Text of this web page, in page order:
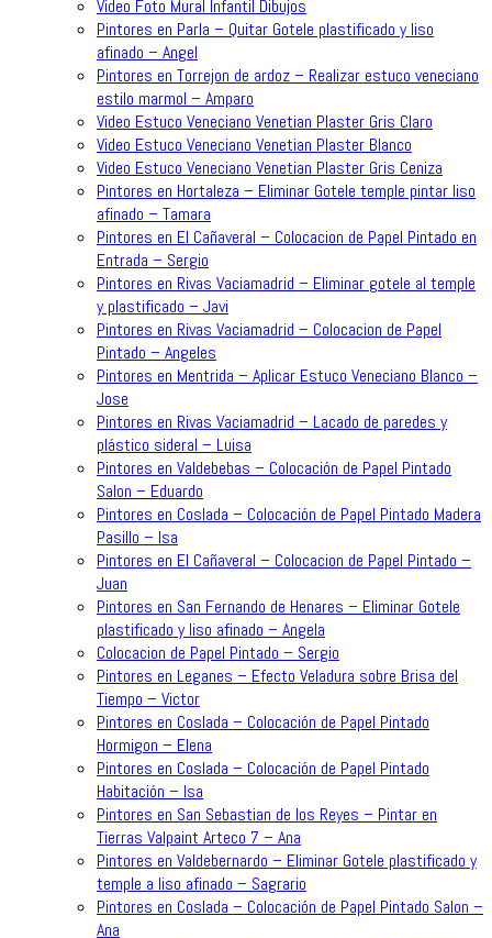
Video Foto Mural Infantil Dibujos
Pintores en Parla – Quitar Gotele plastificado y liso
afinado – Angel
Pintores en Torrejon de ardoz – Realizar estuco veneciano
estilo marmol – Amparo
Video Estuco Veneciano Venetian Plaster Gris Claro
Video Estuco Veneciano Venetian Plaster Blanco
Video Estuco Veneciano Venetian Plaster Gris Ceniza
Pintores en Hortaleza – Eliminar Gotele temple pintar liso
afinado – Tamara
Pintores en El Cañaveral – Colocacion de Papel Pintado en
Entrada – Sergio
Pintores en Rivas Vaciamadrid – Eliminar gotele al temple
y plastificado – Javi
Pintores en Rivas Vaciamadrid – Colocacion de Papel
Pintado – Angeles
Pintores en Mentrida – Aplicar Estuco Veneciano Blanco –
Jose
Pintores en Rivas Vaciamadrid – Lacado de paredes y
plástico sideral – Luisa
Pintores en Valdebebas – Colocación de Papel Pintado
Salon – Eduardo
Pintores en Coslada – Colocación de Papel Pintado Madera
Pasillo – Isa
Pintores en El Cañaveral – Colocacion de Papel Pintado –
Juan
Pintores en San Fernando de Henares – Eliminar Gotele
plastificado y liso afinado – Angela
Colocacion de Papel Pintado – Sergio
Pintores en Leganes – Efecto Veladura sobre Brisa del
Tiempo – Victor
Pintores en Coslada – Colocación de Papel Pintado
Hormigon – Elena
Pintores en Coslada – Colocación de Papel Pintado
Habitación – Isa
Pintores en San Sebastian de los Reyes – Pintar en
Tierras Valpaint Arteco 7 – Ana
Pintores en Valdebernardo – Eliminar Gotele plastificado y
temple a liso afinado – Sagrario
Pintores en Coslada – Colocación de Papel Pintado Salon –
Ana